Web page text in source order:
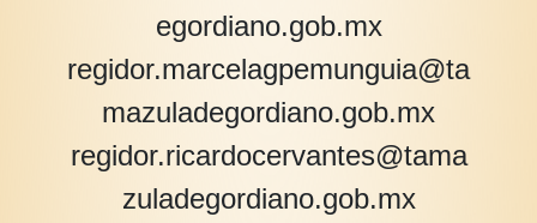
egordiano.gob.mx
regidor.marcelagpemunguia@ta
mazuladegordiano.gob.mx
regidor.ricardocervantes@tama
zuladegordiano.gob.mx